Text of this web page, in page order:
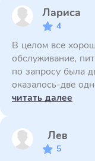
Лариса
4
В целом все
обслуживание,
по запросу была
оказалось-две
читать далее
Лев
5